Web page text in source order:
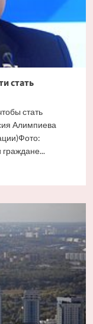
стать
стать
Алимпиева